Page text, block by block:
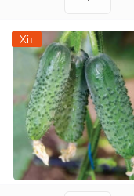
Хіт